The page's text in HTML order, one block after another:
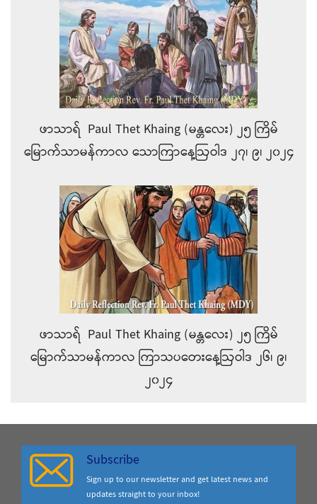
ဖာသာရ် Paul Thet Khaing (မန္တလေး) ၂၅ ကြိမ်
မြောက်သာမန်ကာလ သောကြာနေ့ဩဝါဒ ၂၇၊ ၉၊ ၂၀၂၄
ဖာသာရ် Paul Thet Khaing (မန္တလေး) ၂၅ ကြိမ်
မြောက်သာမန်ကာလ ကြာသပတေးနေ့ဩဝါဒ ၂၆၊ ၉၊
၂၀၂၄
Subscribe
Sign up to our newsletter and get latest news and
updates straight to your inbox!